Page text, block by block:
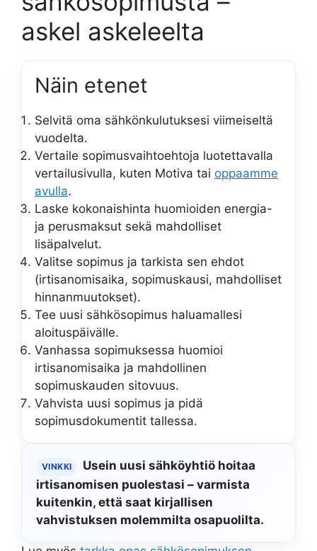
askel askeleelta
Näin etenet
Selvitä oma sähkönkulutuksesi viimeiseltä
vuodelta.
Vertaile sopimusvaihtoehtoja luotettavalla
vertailusivulla, kuten Motiva tai oppaamme
avulla.
Laske kokonaishinta huomioiden energia-
ja perusmaksut sekä mahdolliset
lisäpalvelut.
Valitse sopimus ja tarkista sen ehdot
(irtisanomisaika, sopimuskausi, mahdolliset
hinnanmuutokset).
Tee uusi sähkösopimus haluamallesi
aloituspäivälle.
Vanhassa sopimuksessa huomioi
irtisanomisaika ja mahdollinen
sopimuskauden sitovuus.
Vahvista uusi sopimus ja pidä
sopimusdokumentit tallessa.
VINKKI
Usein uusi sähköyhtiö hoitaa
irtisanomisen puolestasi – varmista
kuitenkin, että saat kirjallisen
vahvistuksen molemmilta osapuolilta.